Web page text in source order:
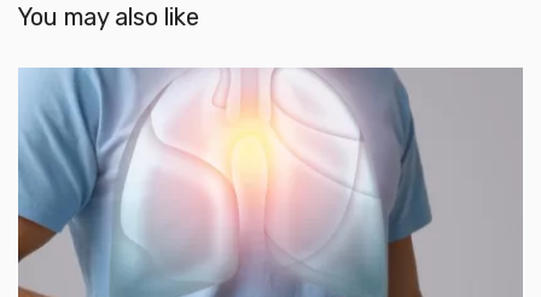
You may also like